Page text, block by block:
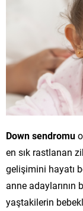
Down sendromu
en sık rastlanan
gelişimini hayatı
anne
yaştakilerin